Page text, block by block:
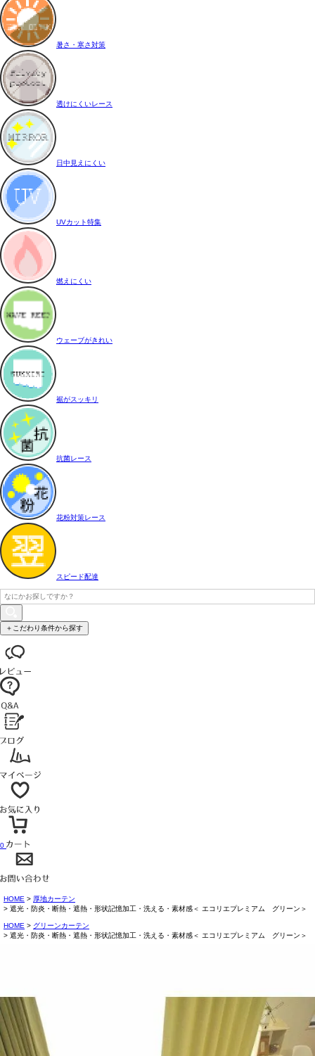
暑さ・寒さ対策
透けにくいレース
日中見えにくい
UVカット特集
燃えにくい
ウェーブがきれい
裾がスッキリ
抗菌レース
花粉対策レース
スピード配達
＋こだわり条件から探す
0
HOME
厚地カーテン
遮光・防炎・断熱・遮熱・形状記憶加工・洗える・素材感＜ エコリエプレミアム グリーン＞
HOME
グリーンカーテン
遮光・防炎・断熱・遮熱・形状記憶加工・洗える・素材感＜ エコリエプレミアム グリーン＞